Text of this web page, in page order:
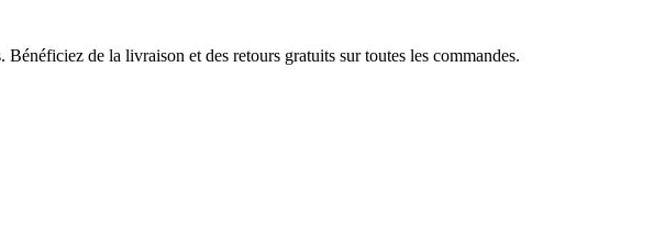
de la livraison et des retours gratuits sur toutes les commandes.